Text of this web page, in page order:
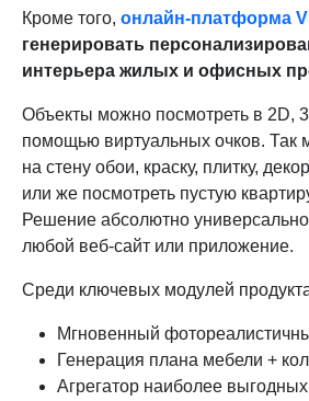
Кроме того, онлайн-платформа
генерировать
интерьера жилых и офисных
Объекты можно посмотреть в 2D,
помощью виртуальных очков. Так
на стену обои, краску, плитку,
или же посмотреть пустую
Решение абсолютно
любой веб-сайт или приложение.
Среди ключевых модулей
Мгновенный
Генерация плана мебели +
Агрегатор наиболее